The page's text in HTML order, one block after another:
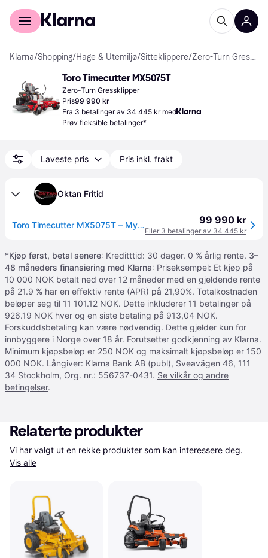
For kunder
Klarna/Shopping/Hage & Utemiljø/Sitteklippere/ Zero-Turn Gressklippere
Toro Timecutter MX5075T
Zero-Turn Gressklipper
Pris99 990 kr
Fra 3 betalinger av 34 445 kr med
Prøv fleksible betalinger*
Laveste pris Pris inkl. frakt
Oktan Fritid
Toro Timecutter MX5075T – MyRide 99 990 kr
Eller 3 betalinger av 34 445 kr
*Kjøp først, betal senere: Kreditttid: 30 dager. 0 % årlig rente. 3–
48 måneders finansiering med Klarna: Priseksempel: Et kjøp på
10 000 NOK betalt ned over 12 måneder med en gjeldende rente
på 21.9 % har en effektiv rente (APR) på 21,90%. Totalkostnaden
beløper seg til 11 101.12 NOK. Dette inkluderer 11 betalinger på
926.19 NOK hver og en siste betaling på 913,04 NOK.
Forskuddsbetaling kan være nødvendig. Dette gjelder kun for
innbyggere i Norge over 18 år. Forutsetter godkjenning av Klarna.
Minimum kjøpsbeløp er 250 NOK og maksimalt kjøpsbeløp er 150
000 NOK. Långiver: Klarna Bank AB (publ), Sveavägen 46, 111
34 Stockholm, Org. nr.: 556737-0431. Se vilkår og andre
betingelser.
Relaterte produkter
Vis alle